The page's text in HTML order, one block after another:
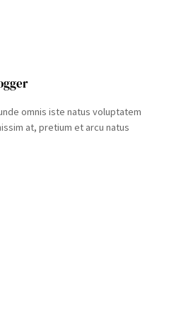
omnis iste natus voluptatem
at, pretium et arcu natus